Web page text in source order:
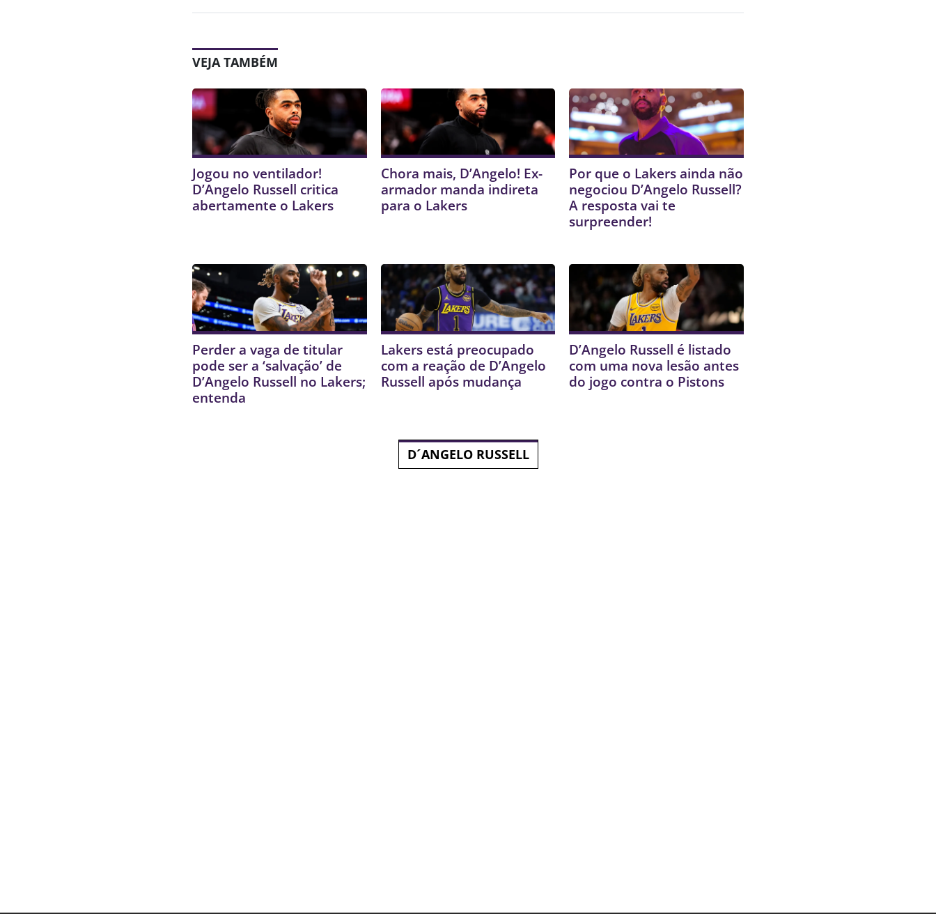
VEJA TAMBÉM
Jogou no ventilador!
D’Angelo Russell critica
abertamente o Lakers
Chora mais, D’Angelo! Ex-
armador manda indireta
para o Lakers
Por que o Lakers ainda não
negociou D’Angelo Russell?
A resposta vai te
surpreender!
Perder a vaga de titular
pode ser a ‘salvação’ de
D’Angelo Russell no Lakers;
entenda
Lakers está preocupado
com a reação de D’Angelo
Russell após mudança
D’Angelo Russell é listado
com uma nova lesão antes
do jogo contra o Pistons
D´ANGELO RUSSELL